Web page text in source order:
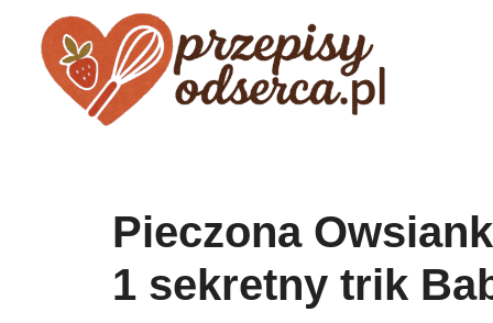
Przejdź
Pieczona
1 sekretny trik